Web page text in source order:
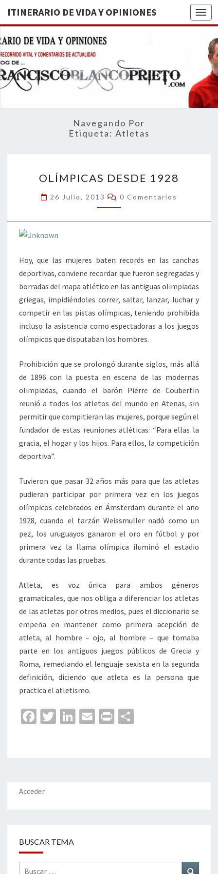
ITINERARIO DE VIDA Y OPINIONES
DE
BREVE
RECORRIDO
VITAL Y
ACTUALIDAD
Navegando Por
Etiqueta: Atletas
DESDE
1928
OLÍMPICAS DESDE 1928
26 Julio, 2013 Comentarios
0 Comentarios
Hoy, que las mujeres baten records en las canchas
deportivas, conviene recordar que fueron segregadas y
borradas del mapa atlético en las antiguas olimpiadas
griegas, impidiéndoles correr, saltar, lanzar, luchar y
competir en las pistas olímpicas, teniendo prohibida
incluso la asistencia como espectadoras a los juegos
olímpicos que disputaban los hombres.
Prohibición que se prolongó durante siglos, más allá
de 1896 con la puesta en escena de las modernas
olimpiadas, cuando el barón Pierre de Coubertin
reunió a todos los atletos del mundo en Atenas, sin
permitir que compitieran las mujeres, porque según el
fundador de estas reuniones atléticas: “Para ellas la
gracia, el hogar y los hijos. Para ellos, la competición
deportiva”.
Tuvieron que pasar 32 años más para que las atletas
pudieran participar por primera vez en los juegos
olímpicos celebrados en Ámsterdam durante el año
1928, cuando el tarzán Weissmuller nadó como un
pez, los uruguayos ganaron el oro en fútbol y por
primera vez la llama olímpica iluminó el estadio
durante todas las pruebas.
Atleta, es voz única para ambos géneros
gramaticales, que nos obliga a diferenciar los atletas
de las atletas por otros medios, pues el diccionario se
empeña en mantener como primera acepción de
atleta, al hombre – ojo, al hombre – que tomaba
parte en los antiguos juegos públicos de Grecia y
Roma, remediando el lenguaje sexista en la segunda
definición, diciendo que atleta es la persona que
practica el atletismo.
Fa
o
o
k
T
er
Li
dI
n
E
l
Pr
p
ar
Acceder
BUSCAR TEMA
Buscar